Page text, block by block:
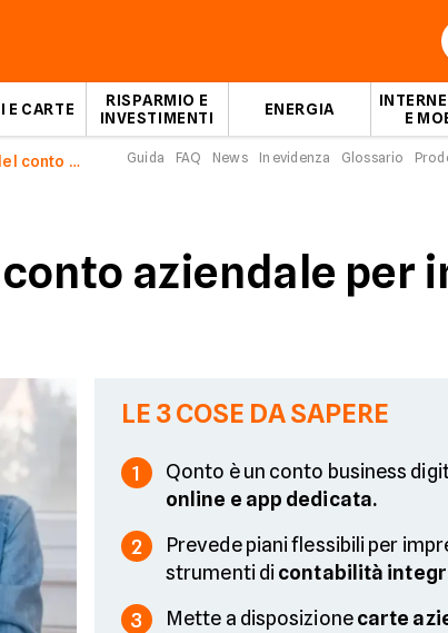
E CARTE
RISPARMIO E
INVESTIMENTI
ENERGIA
E
Qonto: pro e contro del conto aziendale per imprese e partite IVA Guida FAQ News In evidenza Glossario
aziendale per
LE 3 COSE DA SAPERE
1
Qonto è un conto business
online e app dedicata.
2
Prevede piani flessibili per
strumenti di contabilità
3 Mette a disposizionecarte